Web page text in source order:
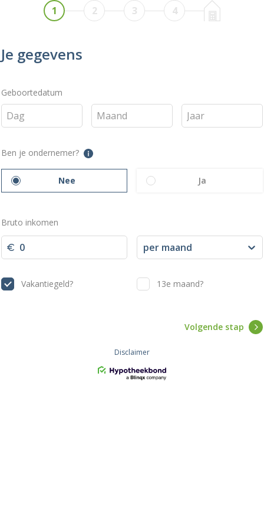
1 2 3 4
Je gegevens
Geboortedatum
Ben je ondernemer?
Nee Ja
Bruto inkomen
per maand
Vakantiegeld? 13e maand?
Volgende stap
Disclaimer